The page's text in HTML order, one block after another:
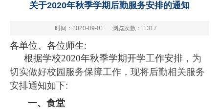
关于2020年秋季学期后勤服务安排的通知
时间：2020-09-01 浏览次数： 1317
各单位、各位师生:
根据学校2020年秋季学期开学工作安排， 为
切实做好校园服务保障工作，现将后勤相关服务
安排通知如下:
一、食堂